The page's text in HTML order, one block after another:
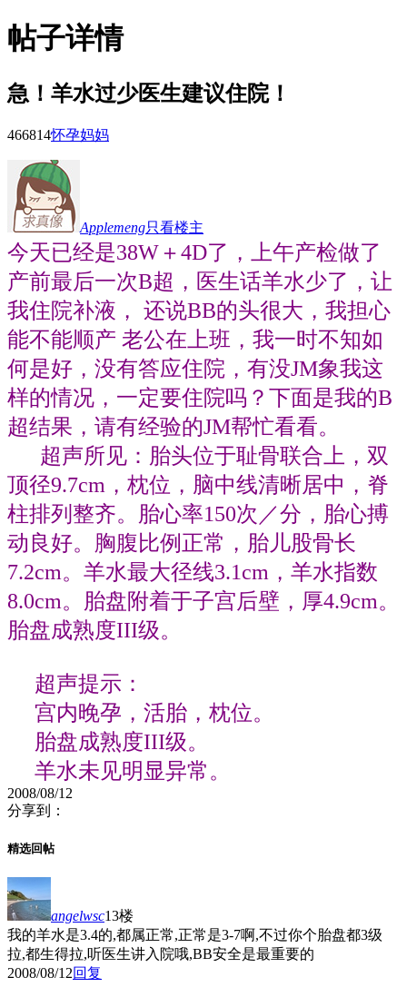
帖子详情
急！羊水过少医生建议住院！
466814怀孕妈妈
Applemeng只看楼主
今天已经是38W＋4D了，上午产检做了
产前最后一次B超，医生话羊水少了，让
我住院补液，
还说BB的头很大，我担心
能不能顺产 老公在上班，我一时不知如
何是好，没有答应住院，有没JM象我这
样的情况，一定要住院吗？下面是我的B
超结果，请有经验的JM帮忙看看。
超声所见：胎头位于耻骨联合上，双
顶径9.7cm，枕位，脑中线清晰居中，脊
柱排列整齐。胎心率150次／分，胎心搏
动良好。胸腹比例正常，胎儿股骨长
7.2cm。羊水最大径线3.1cm，羊水指数
8.0cm。胎盘附着于子宫后壁，厚4.9cm。
胎盘成熟度III级。
超声提示：
宫内晚孕，活胎，枕位。
胎盘成熟度III级。
羊水未见明显异常。
2008/08/12
分享到：
精选回帖
angelwsc13楼
我的羊水是3.4的,都属正常,正常是3-7啊,不过你个胎盘都3级
拉,都生得拉,听医生讲入院哦,BB安全是最重要的
2008/08/12回复